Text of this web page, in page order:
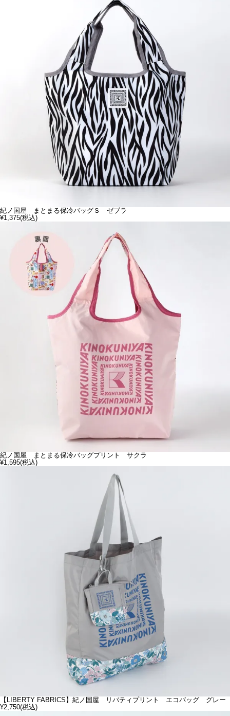
紀ノ国屋 まとまる保冷バッグＳ ゼブラ
¥1,375(税込)
紀ノ国屋 まとまる保冷バッグプリント サクラ
¥1,595(税込)
【LIBERTY FABRICS】紀ノ国屋 リバティプリント エコバッグ グレー
¥2,750(税込)